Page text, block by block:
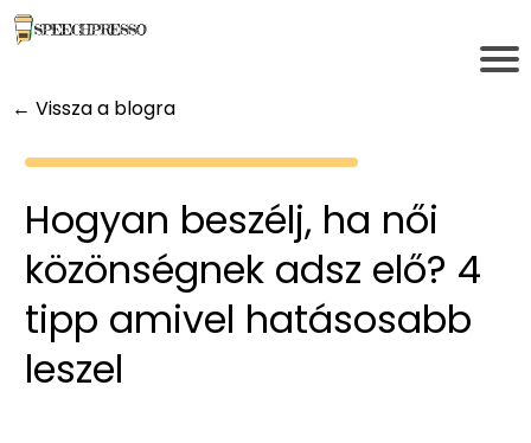
← Vissza a blogra
Hogyan beszélj, ha női
közönségnek adsz elő? 4
tipp amivel hatásosabb
leszel